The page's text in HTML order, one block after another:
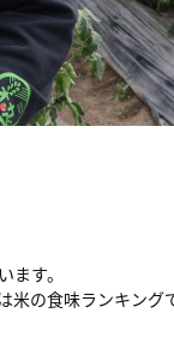
す。
米の食味ランキング